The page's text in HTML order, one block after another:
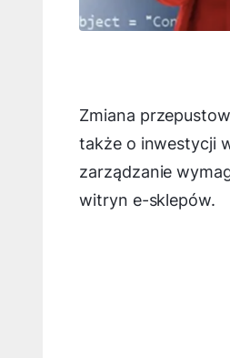
Zmiana
także o inwestycji
zarządzanie
witryn e-sklepów.